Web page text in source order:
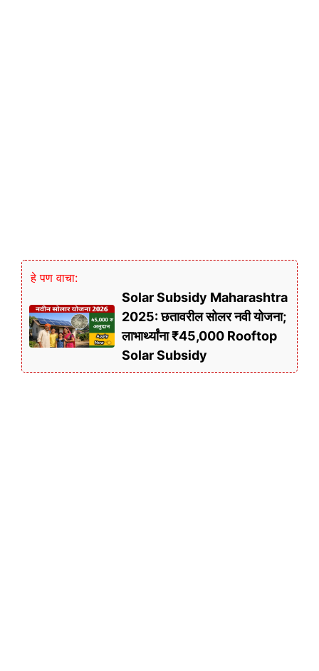
हे पण वाचा:
Solar Subsidy Maharashtra
2025: छतावरील सोलर नवी योजना;
लाभार्थ्यांना ₹45,000 Rooftop
Solar Subsidy